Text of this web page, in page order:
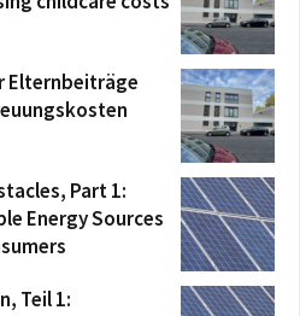
Elternbeiträge
Part 1:
Energy Sources
Teil 1: